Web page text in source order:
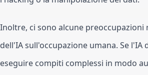
Inoltre, ci sono alcune
dell'IA sull'occupazione umana. Se l'IA
eseguire compiti complessi in modo